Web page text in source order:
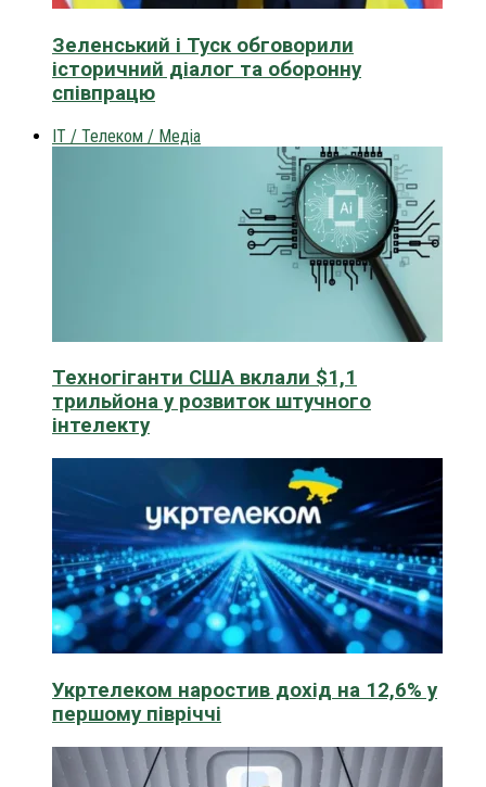
Зеленський і Туск обговорили
історичний діалог та оборонну
співпрацю
IT / Телеком / Медіа
Техногіганти США вклали $1,1
трильйона у розвиток штучного
інтелекту
Укртелеком наростив дохід на 12,6% у
першому півріччі